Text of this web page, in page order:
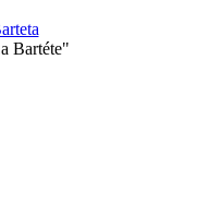
Bartéte"